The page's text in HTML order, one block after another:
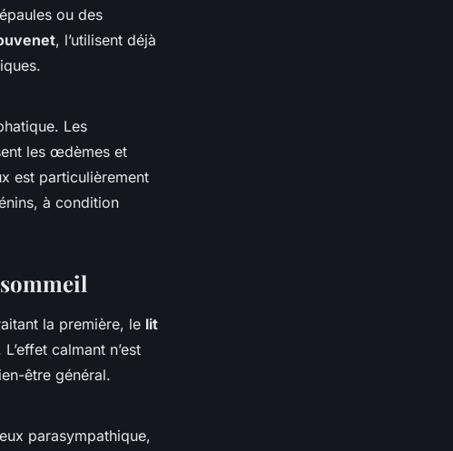
ou des
, l’utilisent déjà
Les
les œdèmes et
est particulièrement
à condition
la première, le lit
calmant n’est
être général.
parasympathique,